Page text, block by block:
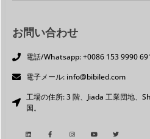
お問い合わせ
電話/Whatsapp: +0086 153 9990
電子メール: info@bibiled.com
工場の住所: 3 階、Jiada 工業団地、
国。